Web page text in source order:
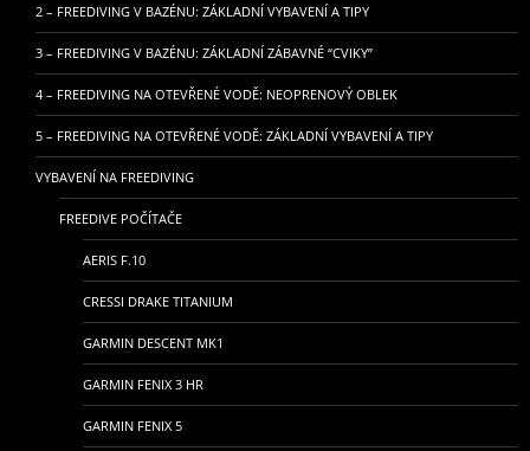
2 – FREEDIVING V BAZÉNU: ZÁKLADNÍ VYBAVENÍ A TIPY
3 – FREEDIVING V BAZÉNU: ZÁKLADNÍ ZÁBAVNÉ “CVIKY”
4 – FREEDIVING NA OTEVŘENÉ VODĚ: NEOPRENOVÝ OBLEK
5 – FREEDIVING NA OTEVŘENÉ VODĚ: ZÁKLADNÍ VYBAVENÍ A TIPY
VYBAVENÍ NA FREEDIVING
FREEDIVE POČÍTAČE
AERIS F.10
CRESSI DRAKE TITANIUM
GARMIN DESCENT MK1
GARMIN FENIX 3 HR
GARMIN FENIX 5